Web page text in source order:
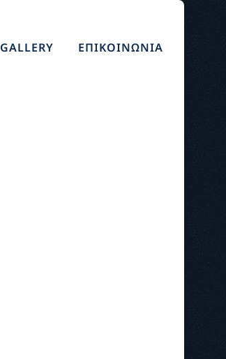
GALLERY ΕΠΙΚΟΙΝΩΝΙΑ